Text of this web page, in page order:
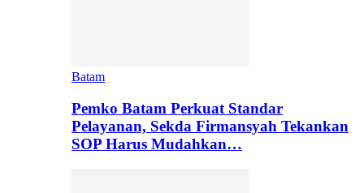
Batam
Pemko Batam Perkuat Standar
Pelayanan, Sekda Firmansyah Tekankan
SOP Harus Mudahkan…